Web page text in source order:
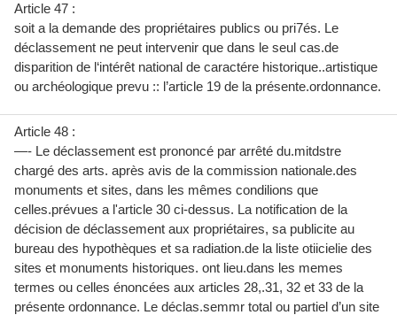
Article 47 :
soit a la demande des propriétaires publics ou pri7és. Le
déclassement ne peut intervenir que dans le seul cas.de
disparition de l‘intérêt national de caractére historique..artistique
ou archéologique prevu :: l’article 19 de la présente.ordonnance.
Article 48 :
—- Le déclassement est prononcé par arrêté du.mitdstre
chargé des arts. après avis de la commission nationale.des
monuments et sites, dans les mêmes condilions que
celles.prévues a l'article 30 ci-dessus. La notification de la
décision de déclassement aux propriétaires, sa publicite au
bureau des hypothèques et sa radiation.de la liste otiicielie des
sites et monuments historiques. ont lieu.dans les memes
termes ou celles énoncées aux articles 28,.31, 32 et 33 de la
présente ordonnance. Le déclas.semmr total ou partiel d’un site